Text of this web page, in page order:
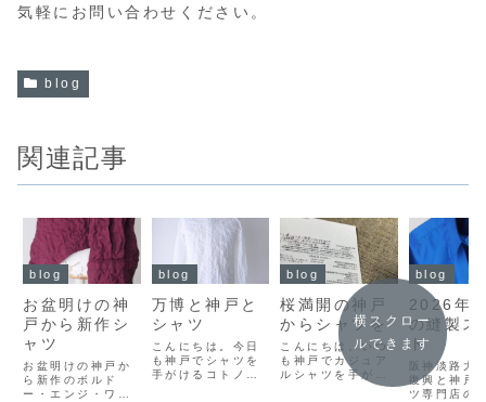
気軽にお問い合わせください。
blog
関連記事
blog
お盆明けの神
戸から新作シ
ャツ
お盆明けの神戸か
ら新作のボルド
ー・エンジ・ワイ
blog
万博と神戸と
シャツ
こんにちは。今日
も神戸でシャツを
手がけるコトノイ
blog
桜満開の神戸
からシャツを
こんにちは。いつ
も神戸でカジュア
ルシャツを手がけ
るコトノイロシャ
blog
2026年
の縫製ス
ト
阪神淡路大
復興と神戸
ツ専門店の
横スクロー
ルできます